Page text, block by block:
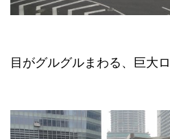
目がグルグルまわる、巨大